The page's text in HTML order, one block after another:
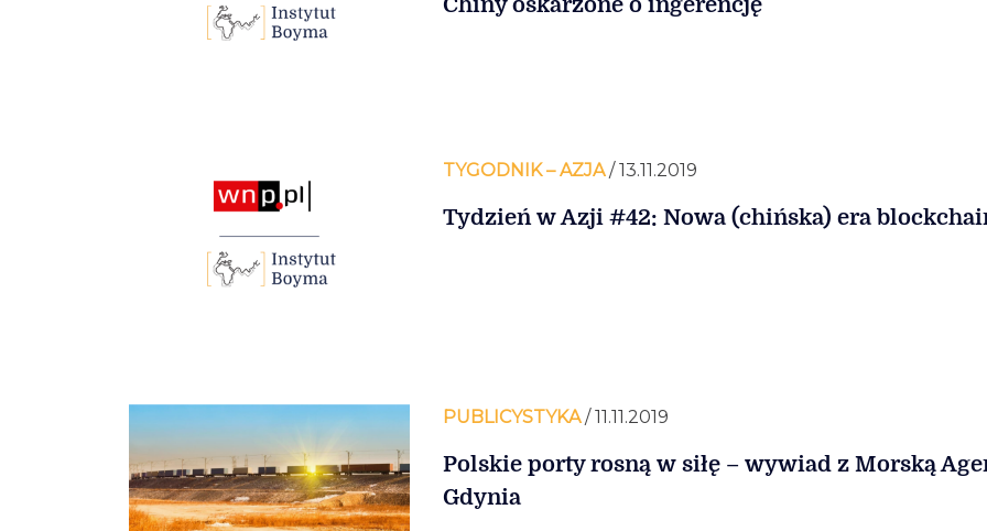
TYGODNIK – AZJA/ 13.11.2019
Tydzień w Azji #42: Nowa (chińska) era
PUBLICYSTYKA/ 11.11.2019
Polskie porty rosną w siłę – wywiad z Morską
Gdynia